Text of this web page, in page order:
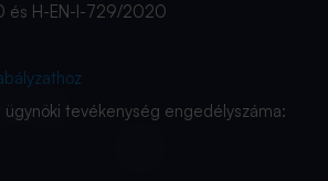
és H-EN-I-729/2020
ügynöki tevékenység engedélyszáma: